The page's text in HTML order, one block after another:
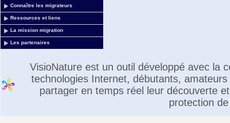
Connaître les migrateurs
Ressources et liens
La mission migration
Les partenaires
VisioNature est un outil développé avec la
technologies Internet, débutants,
partager en temps réel leur découverte
protection